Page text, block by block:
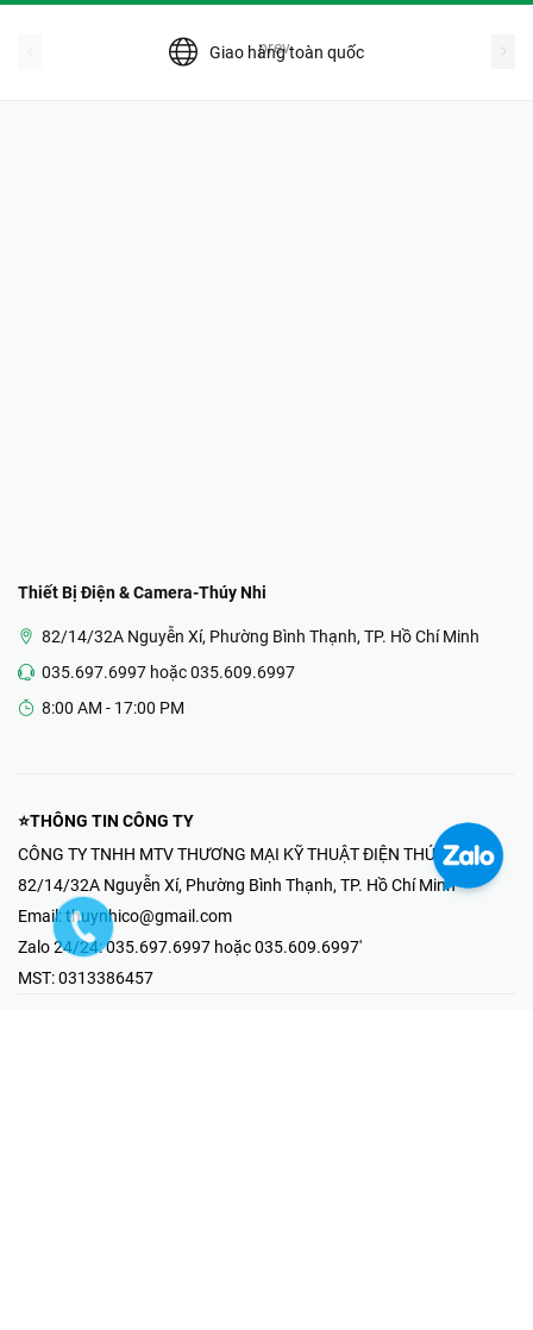
Giao hàng toàn quốc
prev
Thiết Bị Điện & Camera-Thúy Nhi
82/14/32A Nguyễn Xí, Phường Bình Thạnh, TP. Hồ Chí Minh
035.697.6997 hoặc 035.609.6997
8:00 AM - 17:00 PM
⭐THÔNG TIN CÔNG TY
CÔNG TY TNHH MTV THƯƠNG MẠI KỸ THUẬT ĐIỆN THÚY NHI
82/14/32A Nguyễn Xí, Phường Bình Thạnh, TP. Hồ Chí Minh
Email: thuynhico@gmail.com
Zalo 24/24:035.697.6997 hoặc 035.609.6997'
MST:0313386457